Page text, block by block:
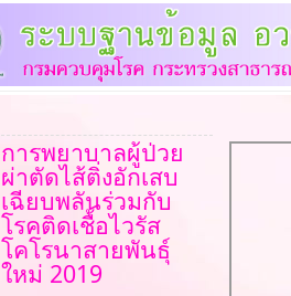
การพยาบาลผู้ป่วย
ผ่าตัดไส้ติ่งอักเสบ
เฉียบพลันร่วมกับ
โรคติดเชื้อไวรัส
โคโรนาสายพันธุ์
ใหม่ 2019